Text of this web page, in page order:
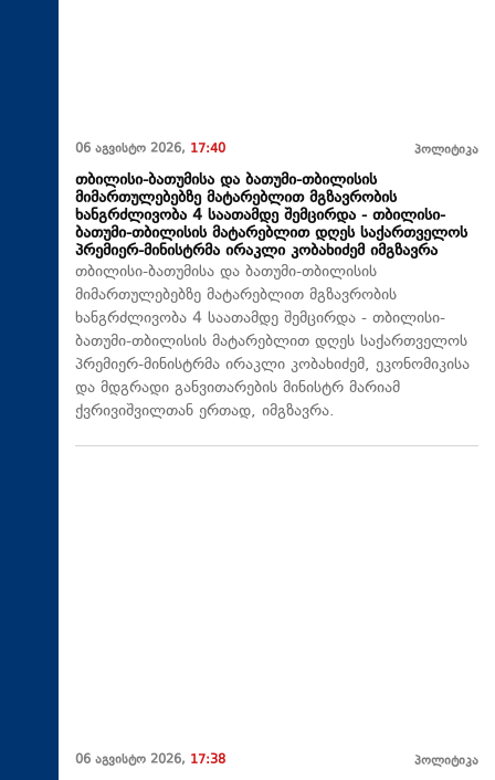
06 აგვისტო 2026, 17:40 პოლიტიკა
თბილისი-ბათუმისა და ბათუმი-თბილისის
მიმართულებებზე მატარებლით მგზავრობის
ხანგრძლივობა 4 საათამდე შემცირდა - თბილისი-
ბათუმი-თბილისის მატარებლით დღეს საქართველოს
პრემიერ-მინისტრმა ირაკლი კობახიძემ იმგზავრა
თბილისი-ბათუმისა და ბათუმი-თბილისის
მიმართულებებზე მატარებლით მგზავრობის
ხანგრძლივობა 4 საათამდე შემცირდა - თბილისი-
ბათუმი-თბილისის მატარებლით დღეს საქართველოს
პრემიერ-მინისტრმა ირაკლი კობახიძემ, ეკონომიკისა
და მდგრადი განვითარების მინისტრ მარიამ
ქვრივიშვილთან ერთად, იმგზავრა.
06 აგვისტო 2026, 17:38 პოლიტიკა